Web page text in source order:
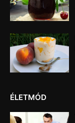
ÉLETMÓD